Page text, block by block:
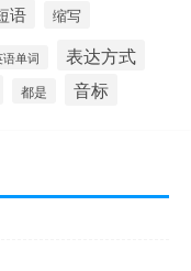
语 缩写
语单词 表达方式
都是 音标